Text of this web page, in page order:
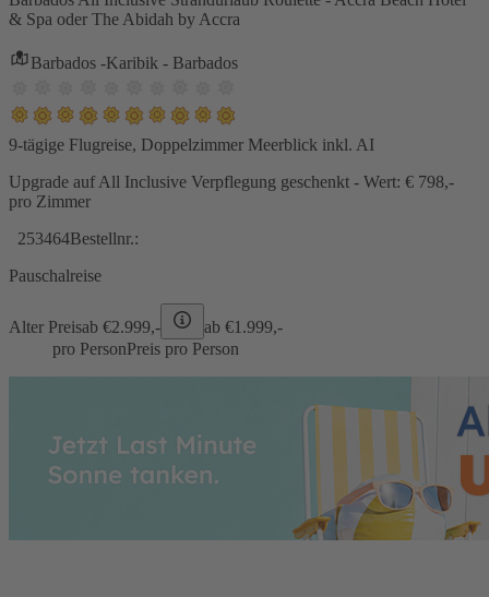
& Spa oder The Abidah by Accra
Barbados -Karibik - Barbados
9-tägige Flugreise, Doppelzimmer Meerblick inkl. AI
Upgrade auf All Inclusive Verpflegung geschenkt - Wert: € 798,-
pro Zimmer
253464Bestellnr.:
Pauschalreise
Alter Preisab €2.999,- ab €1.999,-
pro PersonPreis pro Person